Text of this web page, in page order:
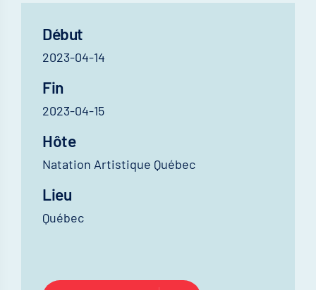
Début
2023-04-14
Fin
2023-04-15
Hôte
Natation Artistique Québec
Lieu
Québec